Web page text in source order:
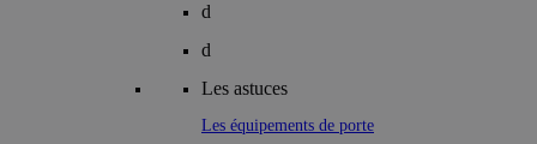
d
d
Les astuces
Les équipements de porte